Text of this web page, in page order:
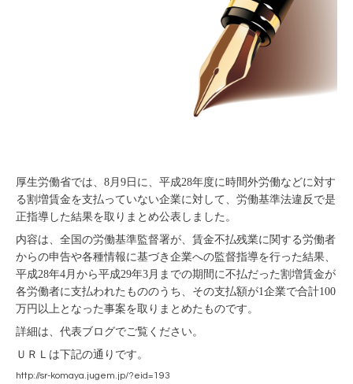
厚生労働省では、8月9日に、平成28年度に時間外労働などに対す
る割増賃金を支払っていない企業に対して、労働基準法違反で是
正指導した結果を取りまとめ公表しました。
内容は、全国の労働基準監督署が、賃金不払残業に関する労働者
からの申告や各種情報に基づき企業への監督指導を行った結果、
平成28年4月から平成29年3月までの期間に不払だった割増賃金が
各労働者に支払われたもののうち、その支払額が1企業で合計100
万円以上となった事案を取りまとめたものです。
詳細は、代表ブログでご覧ください。
ＵＲＬは下記の通りです。
http://sr-komaya.jugem.jp/?eid=193